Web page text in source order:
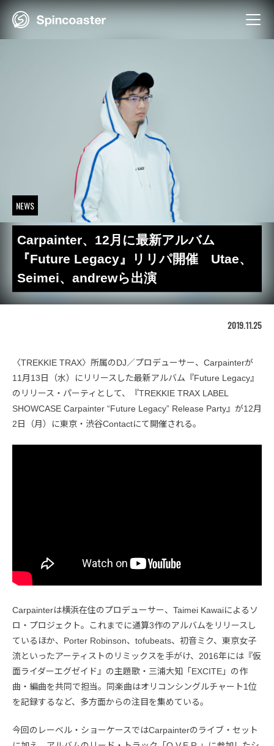
Skip
NEWS
Carpainter、12月に最新アルバム
『Future Legacy』リリパ開催 Utae、
Seimei、andrewら出演
2019.11.25
〈TREKKIE TRAX〉所属のDJ／プロデューサー、Carpainterが
11月13日（水）にリリースした最新アルバム『Future Legacy』
のリリース・パーティとして、『TREKKIE TRAX LABEL
SHOWCASE Carpainter “Future Legacy” Release Party』が12月
2日（月）に東京・渋谷Contactにて開催される。
Carpainterは横浜在住のプロデューサー、Taimei Kawaiによるソ
ロ・プロジェクト。これまでに通算3作のアルバムをリリースし
ているほか、Porter Robinson、tofubeats、初音ミク、東京女子
流といったアーティストのリミックスを手がけ、2016年には『仮
面ライダーエグゼイド』の主題歌・三浦大知「EXCITE」の作
曲・編曲を共同で担当。同楽曲はオリコンシングルチャート1位
を記録するなど、多方面からの注目を集めている。
今回のレーベル・ショーケースではCarpainterのライブ・セット